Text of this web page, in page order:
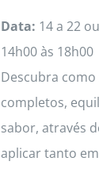
Data: 14 a 22
14h00 às 18h00
Descubra
completos,
sabor, através
aplicar tanto